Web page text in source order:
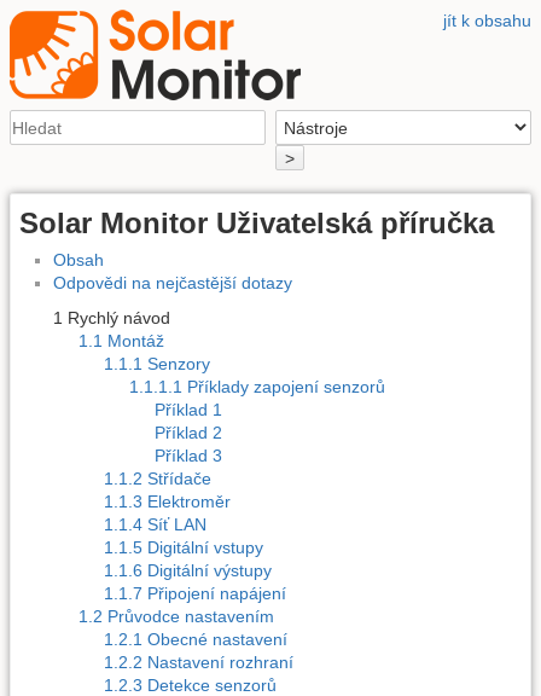
jít k obsahu
>
Solar Monitor Uživatelská příručka
Obsah
Odpovědi na nejčastější dotazy
1 Rychlý návod
1.1 Montáž
1.1.1 Senzory
1.1.1.1 Příklady zapojení senzorů
Příklad 1
Příklad 2
Příklad 3
1.1.2 Střídače
1.1.3 Elektroměr
1.1.4 Síť LAN
1.1.5 Digitální vstupy
1.1.6 Digitální výstupy
1.1.7 Připojení napájení
1.2 Průvodce nastavením
1.2.1 Obecné nastavení
1.2.2 Nastavení rozhraní
1.2.3 Detekce senzorů